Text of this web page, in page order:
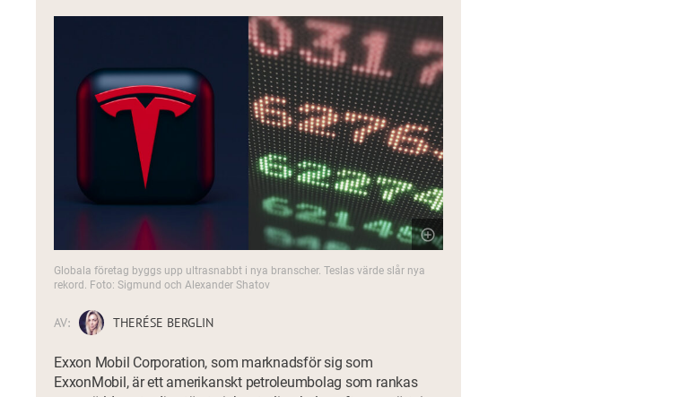
Globala företag byggs upp ultrasnabbt i nya branscher. Teslas värde slår nya
rekord. Foto: Sigmund och Alexander Shatov
AV: THERÉSE BERGLIN
Exxon Mobil Corporation, som marknadsför sig som
ExxonMobil, är ett amerikanskt petroleumbolag som rankas